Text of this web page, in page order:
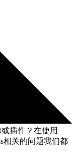
插件？在使用
相关的问题我们都